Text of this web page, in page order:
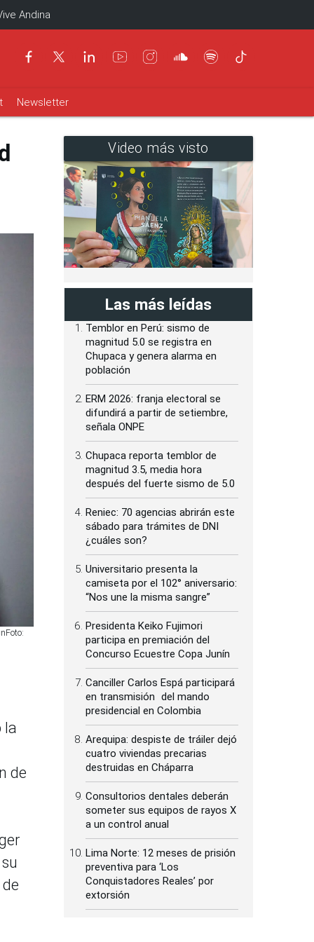
Andina
Newsletter
la
de
Video más visto
Las más leídas
Temblor en Perú: sismo de
magnitud 5.0 se registra en
Chupaca y genera alarma en
población
ERM 2026: franja electoral se
difundirá a partir de setiembre,
señala ONPE
Chupaca reporta temblor de
magnitud 3.5, media hora
después del fuerte sismo de 5.0
Reniec: 70 agencias abrirán este
sábado para trámites de DNI
¿cuáles son?
Universitario presenta la
camiseta por el 102° aniversario:
“Nos une la misma sangre”
Presidenta Keiko Fujimori
participa en premiación del
Concurso Ecuestre Copa Junín
Canciller Carlos Espá participará
en transmisión del mando
presidencial en Colombia
Arequipa: despiste de tráiler dejó
cuatro viviendas precarias
destruidas en Cháparra
Consultorios dentales deberán
someter sus equipos de rayos X
a un control anual
Lima Norte: 12 meses de prisión
preventiva para ‘Los
Conquistadores Reales’ por
extorsión